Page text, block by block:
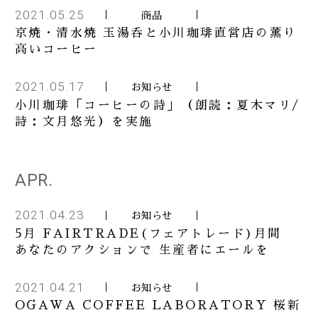
2021.05.25 商品
京焼・清水焼 玉湯呑と小川珈琲直営店の薫り
高いコーヒー
2021.05.17 お知らせ
小川珈琲「コーヒーの詩」（朗読：夏木マリ/
詩：文月悠光）を実施
APR.
2021.04.23 お知らせ
5月 FAIRTRADE(フェアトレード)月間
あなたのアクションで 生産者にエールを
2021.04.21 お知らせ
OGAWA COFFEE LABORATORY 桜新